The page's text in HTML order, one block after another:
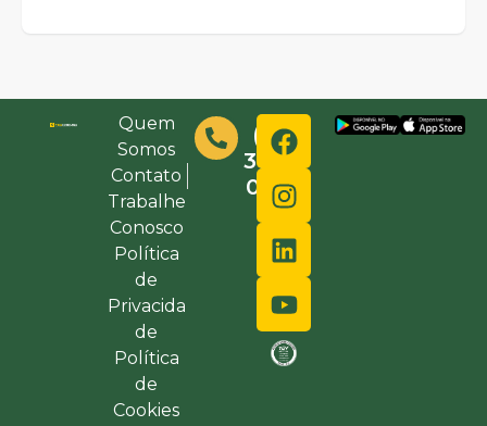
Quem
Somos
Contato
Trabalhe
Conosco
Política
de
Privacida
de
Política
de
Cookies
(48)
3632-
0000